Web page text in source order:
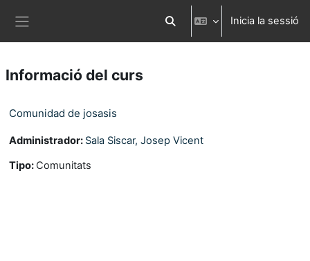
Commuta l'entrada de la cerca
Inicia la sessió
Informació del curs
Comunidad de josasis
Administrador: Sala Siscar, Josep Vicent
Tipo: Comunitats